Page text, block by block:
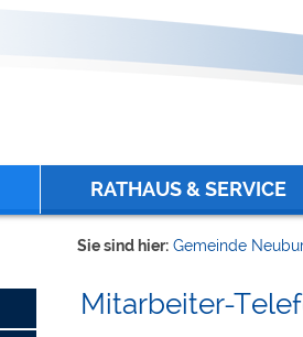
zur Startseitespringen.
RATHAUS & SERVICE
Sie sind hier: Gemeinde
Mitarbeiter-